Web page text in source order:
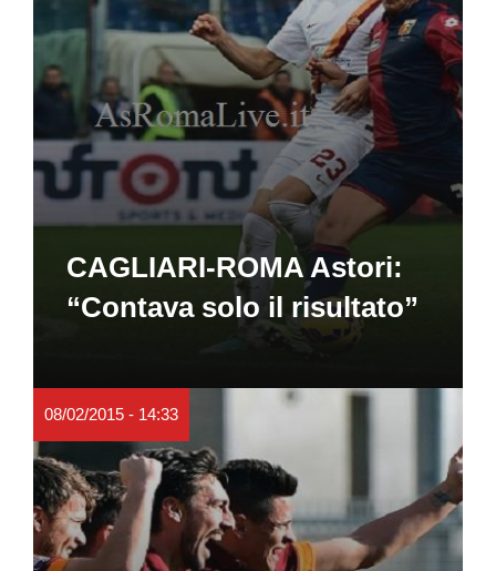
CAGLIARI-ROMA Astori:
“Contava solo il risultato”
08/02/2015 - 14:33